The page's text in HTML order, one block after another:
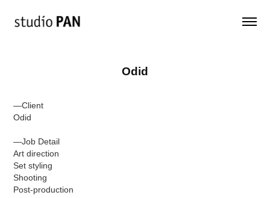
Odid
—Client
Odid
—Job Detail
Art direction
Set styling
Shooting
Post-production